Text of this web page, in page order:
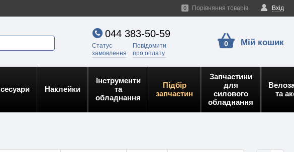
Вхід
0 Порівняння товарів
044 383-50-59
Статус
замовлення
Повідомити
про оплату
0 Мій кошик
Наклейки
Інструменти
та
обладнання
Підбір
запчастин
Запчастини
для
силового
обладнання
та